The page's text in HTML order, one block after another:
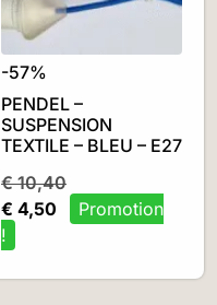
-57%
PENDEL –
SUSPENSION
TEXTILE – BLEU – E27
€10,40
€ 4,50